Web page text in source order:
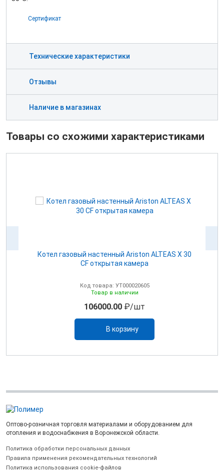
Сертификат
Технические характеристики
Отзывы
Наличие в магазинах
Товары со схожими характеристиками
Котел газовый настенный Ariston ALTEAS Х 30
CF открытая камера
Код товара: УТ000020605
Товар в наличии
106000.00 ₽/шт
В корзину
Оптово-розничная торговля материалами и оборудованием для
отопления и водоснабжения в Воронежской области.
Политика обработки персональных данных
Правила применения рекомендательных технологий
Политика использования cookie-файлов